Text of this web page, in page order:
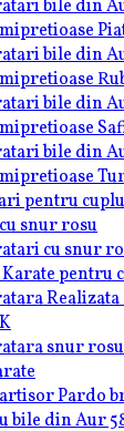
bile din
bile din
bile din
bile din
pentru
snur rosu
cu snur
Karate pentru
Realizata
snur
Pardo
bile din Aur